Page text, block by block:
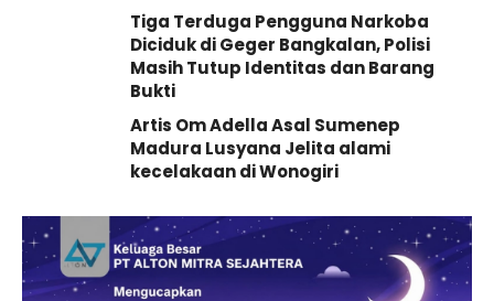
Tiga Terduga Pengguna Narkoba
Diciduk di Geger Bangkalan, Polisi
Masih Tutup Identitas dan Barang
Bukti
Artis Om Adella Asal Sumenep
Madura Lusyana Jelita alami
kecelakaan di Wonogiri